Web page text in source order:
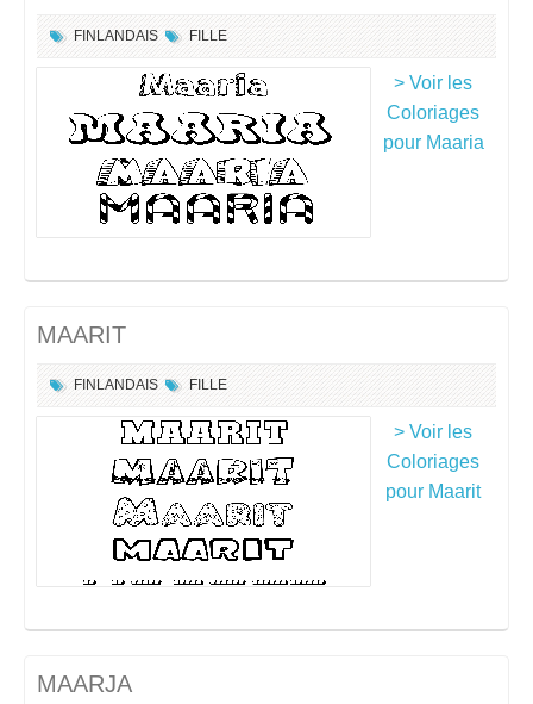
FINLANDAIS FILLE
> Voir les
Coloriages
pour Maaria
MAARIT
FINLANDAIS FILLE
> Voir les
Coloriages
pour Maarit
MAARJA